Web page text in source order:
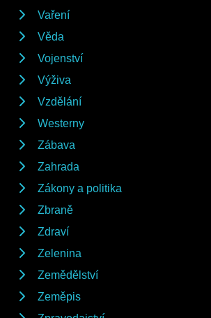
Vaření
Věda
Vojenství
Výživa
Vzdělání
Westerny
Zábava
Zahrada
Zákony a politika
Zbraně
Zdraví
Zelenina
Zemědělství
Zeměpis